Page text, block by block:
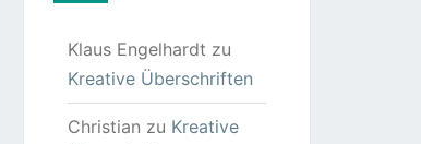
Klaus Engelhardt zu
Kreative Überschriften
Christian zu Kreative